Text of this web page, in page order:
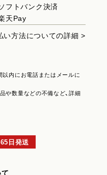
フトバンク決済
天Pay
い方法についての詳細 >
内にお電話またはメールに
や数量などの不備など、詳細
日発送